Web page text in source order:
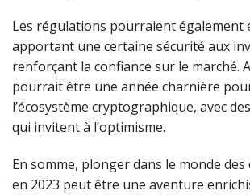
Les régulations pourraient également
apportant une certaine sécurité aux
renforçant la confiance sur le marché.
pourrait être une année charnière
l’écosystème cryptographique, avec
qui invitent à l’optimisme.
En somme, plonger dans le monde
en 2023 peut être une aventure